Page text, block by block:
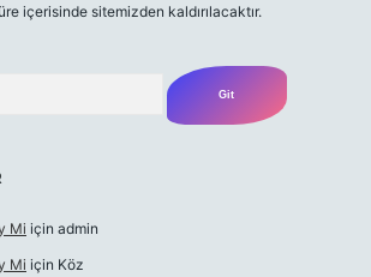
içerisinde sitemizden kaldırılacaktır.
Mi için admin
Mi için Köz